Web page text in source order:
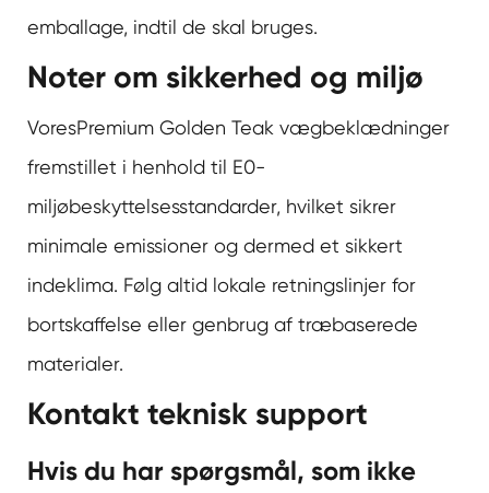
emballage, indtil de skal bruges.
Noter om sikkerhed og miljø
VoresPremium Golden Teak vægbeklædninger
fremstillet i henhold til E0-
miljøbeskyttelsesstandarder, hvilket sikrer
minimale emissioner og dermed et sikkert
indeklima. Følg altid lokale retningslinjer for
bortskaffelse eller genbrug af træbaserede
materialer.
Kontakt teknisk support
Hvis du har spørgsmål, som ikke